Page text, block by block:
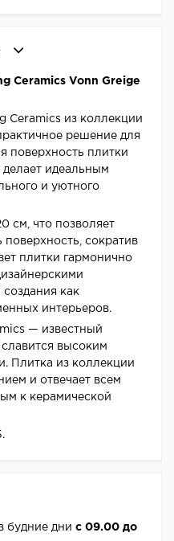
Ceramics Vonn Greige
Ceramics из коллекции
решение для
поверхность плитки
идеальным
и уютного
см, что позволяет
поверхность, сократив
плитки гармонично
как
интерьеров.
— известный
высоким
Плитка из коллекции
и отвечает всем
к керамической
будние дни с 09.00 до